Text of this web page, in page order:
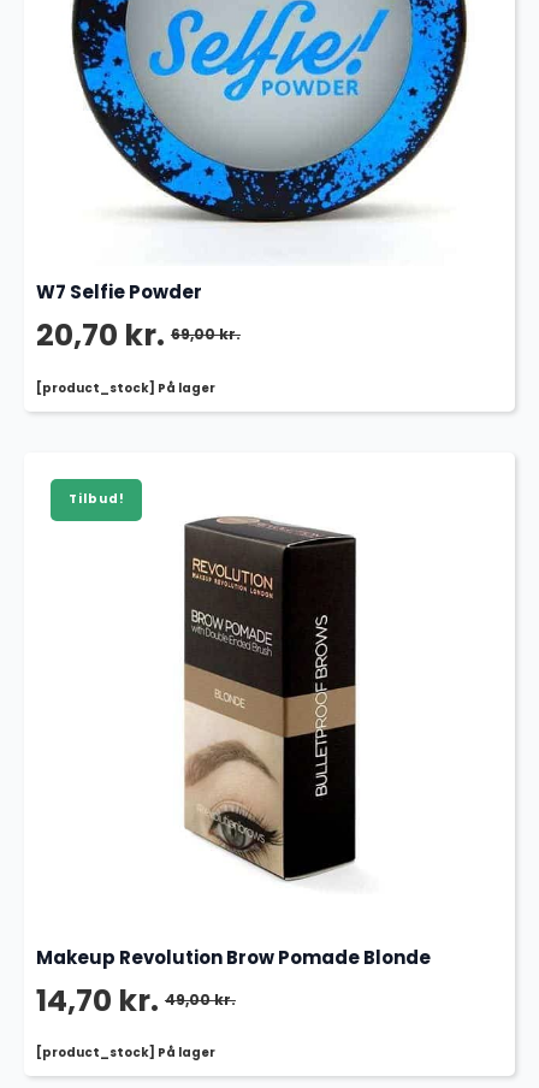
[product_stock] På lager
W7 Selfie Powder
69,00kr.
Den
oprindelige
var:
69,00 kr..
20,70 kr.
Den
aktuelle
er:
20,70 kr..
Tilbud!
[product_stock] På lager
Makeup Revolution Brow Pomade Blonde
49,00kr.
Den
oprindelige
14,70 kr.
Den
aktuelle